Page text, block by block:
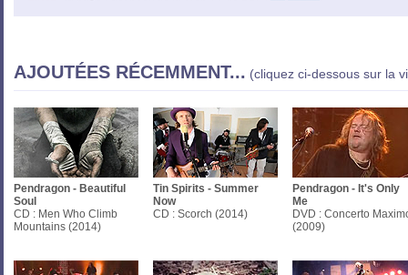
AJOUTÉES RÉCEMMENT... (cliquez ci-dessous sur la
Pendragon - Beautiful
Soul
CD : Men Who Climb
Mountains (2014)
Tin Spirits - Summer
Now
CD : Scorch (2014)
Pendragon - It's Only
Me
DVD : Concerto
(2009)